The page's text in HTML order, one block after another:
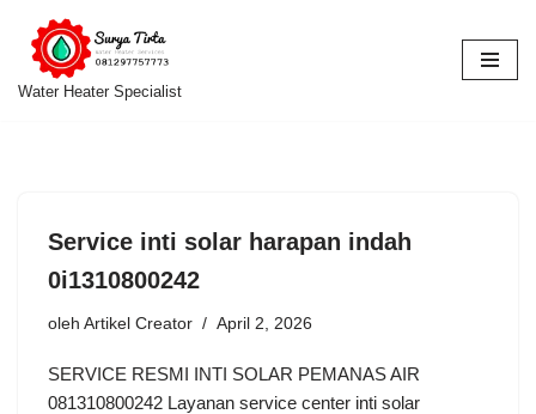
Lompat
ke
Water Heater Specialist
Service inti solar harapan indah
0i1310800242
oleh Artikel Creator April 2, 2026
SERVICE RESMI INTI SOLAR PEMANAS AIR
081310800242 Layanan service center inti solar